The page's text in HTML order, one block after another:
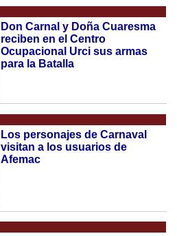
Don Carnal y Doña Cuaresma
reciben en el Centro
Ocupacional Urci sus armas
para la Batalla
Los personajes de Carnaval
visitan a los usuarios de
Afemac